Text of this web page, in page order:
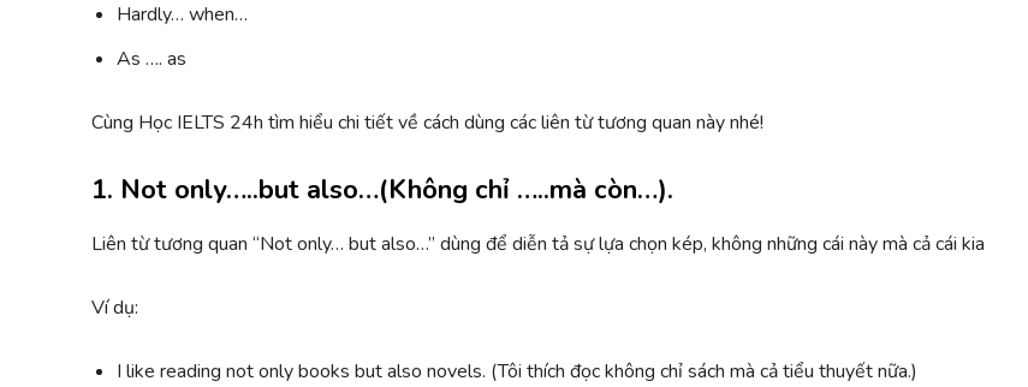
Hardly… when…
As …. as
Cùng Học IELTS 24h tìm hiểu chi tiết về cách dùng các liên từ tương quan này nhé!
1. Not only…..but also…(Không chỉ …..mà còn…).
Liên từ tương quan “Not only… but also…” dùng để diễn tả sự lựa chọn kép, không những cái này mà cả cái kia
Ví dụ:
I like reading not only books but also novels. (Tôi thích đọc không chỉ sách mà cả tiểu thuyết nữa.)